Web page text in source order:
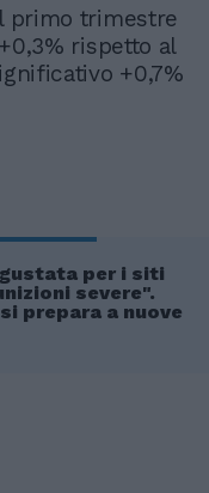
primo trimestre
rispetto al
+0,7%
per i siti
severe".
prepara a nuove